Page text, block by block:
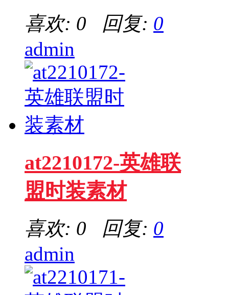
喜欢: 0 回复: 0
admin
at2210172-英雄联
盟时装素材
喜欢: 0 回复: 0
admin